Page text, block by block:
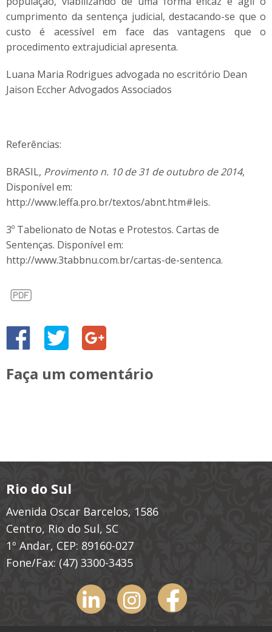
cumprimento da sentença judicial, destacando-se que o
custo é acessível em face das vantagens que o
procedimento extrajudicial apresenta.
Luana Maria Rodrigues advogada no escritório Dean
Jaison Eccher Advogados Associados
Referências:
BRASIL, Provimento n. 10 de 31 de outubro de 2014,
Disponível em:
http://www.leffa.pro.br/textos/abnt.htm#leis.
3º Tabelionato de Notas e Protestos. Cartas de
Sentenças. Disponível em:
http://www.3tabbnu.com.br/cartas-de-sentenca.
Faça um comentário
Rio do Sul
Avenida Oscar Barcelos, 1586
Centro, Rio do Sul, SC
1º Andar, CEP: 89160-027
Fone/Fax: (47) 3300-3435